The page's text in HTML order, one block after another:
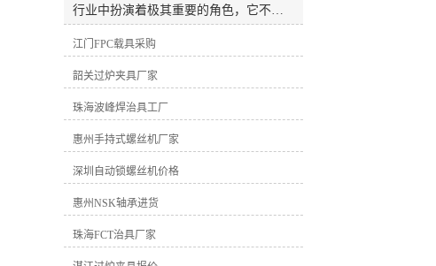
机械、精雕机、祁昌测试机、基宇测试
机、宇柏林软件、华笙软件、考迪软
件、全方位治具软件。并聘请了专业的
难点，有着超前的理念。技术上：我们
测试方面取得了突破，我们的BGA治具
测试间距较小可以达到0.2mm。公司以技
术为核心，力求为客户提供高效率低成
本的测试解决方案。 品质上:本公司产品
均经过严格检验及测试，确保在使用过
程中不会出现短、漏点的现象，以达到
证三日内交货，配有专车送货，完善的
行业中扮演着极其重要的角色，它不仅
用于运输和固定电子元件和电路板，还
在焊接过程中发挥着关键作用。具备良
盘为SMT生产线上的回流焊和波峰焊过
程提供了可靠的支持。 作为河源地区的
过炉托盘商家，我们致力于提供高质量
的过炉托盘产品，并为客户提供的解决
方案。我们深知客户对过炉托盘的需
求，以及在电子制造过程中所面临的挑
战。因此，我们不断努力完善产品设计
和生产工艺，以满足客户的各种需求。
们采用高品质的耐高温材料，如陶瓷、
金属或合成石，以确保产品在高温环境
江门FPC载具采购
韶关过炉夹具厂家
珠海波峰焊治具工厂
惠州手持式螺丝机厂家
深圳自动锁螺丝机价格
惠州NSK轴承进货
珠海FCT治具厂家